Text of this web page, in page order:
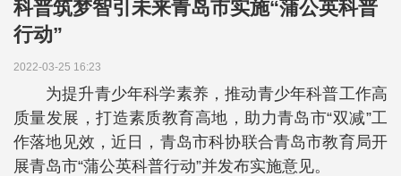
科普筑梦智引未来青岛市实施“蒲公英科普
行动”
2022-03-25 16:23
为提升青少年科学素养，推动青少年科普工作高
质量发展，打造素质教育高地，助力青岛市“双减”工
作落地见效，近日，青岛市科协联合青岛市教育局开
展青岛市“蒲公英科普行动”并发布实施意见。